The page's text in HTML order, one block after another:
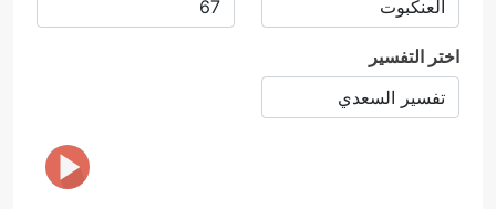
اختر التفسير